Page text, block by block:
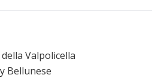
Valpolicella
Bellunese